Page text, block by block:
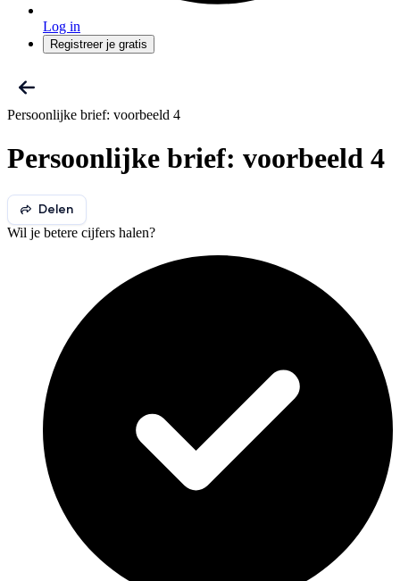
Log in
Registreer je gratis
Persoonlijke brief: voorbeeld 4
Persoonlijke brief: voorbeeld 4
Delen
Wil je betere cijfers halen?